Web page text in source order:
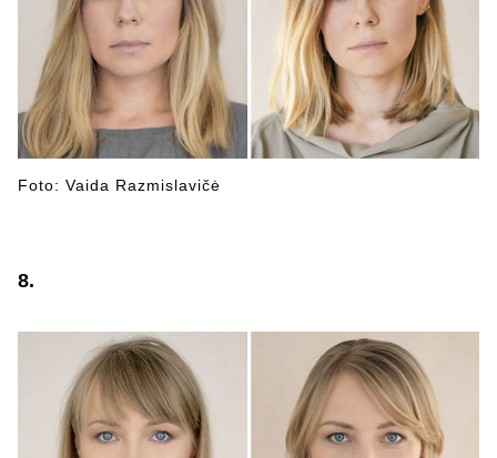
Foto: Vaida Razmislavičė
8.